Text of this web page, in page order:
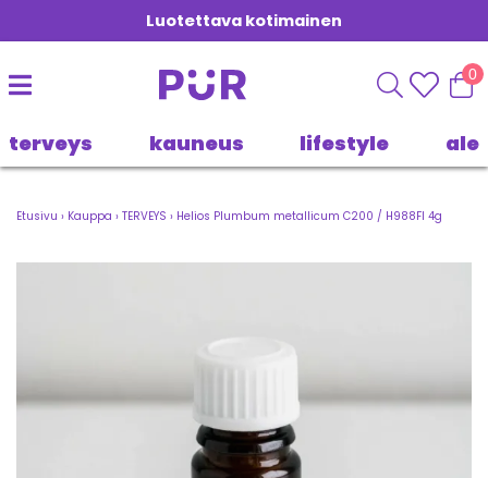
Luotettava kotimainen
0
terveys kauneus lifestyle ale
Etusivu › Kauppa › TERVEYS › Helios Plumbum metallicum C200 / H988FI 4g